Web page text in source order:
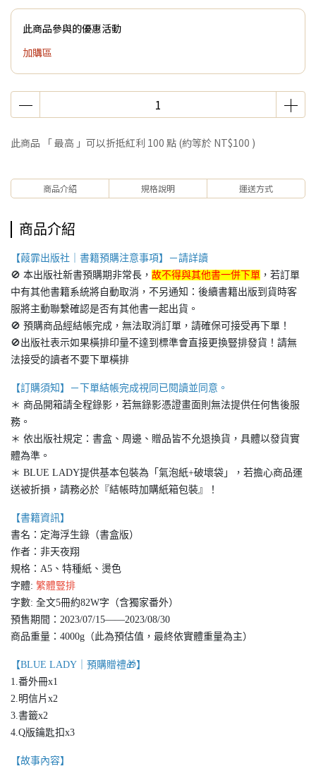
此商品參與的優惠活動
加購區
此商品 「 最高 」可以折抵紅利 100 點 (約等於 NT$100 )
商品介紹 規格說明 運送方式
商品介紹
【葭霏出版社｜書籍預購注意事項】－請詳讀
🚫 本出版社新書預購期非常長， 故不得與其他書一併下單 ，若訂單
中有其他書籍系統將自動取消，不另通知：後續書籍出版到貨時客
服將主動聯繫確認是否有其他書一起出貨。
🚫 預購商品經結帳完成，無法取消訂單，請確保可接受再下單！
🚫出版社表示如果橫排印量不達到標準會直接更換豎排發貨！請無
法接受的讀者不要下單橫排
【訂購須知】－下單結帳完成視同已閱讀並同意。
＊ 商品開箱請全程錄影，若無錄影憑證畫面則無法提供任何售後服
務。
＊ 依出版社規定：書盒、周邊、贈品皆不允退換貨，具體以發貨實
體為準。
＊ BLUE LADY提供基本包裝為「氣泡紙+破壞袋」，若擔心商品運
送被折損，請務必於『結帳時加購紙箱包裝』！
【書籍資訊】
書名：定海浮生錄（書盒版）
作者：非天夜翔
規格：A5、特種紙、燙色
字體: 繁體豎排
字數: 全文5冊約82W字（含獨家番外）
預售期間：2023/07/15——2023/08/30
商品重量：4000g（此為預估值，最終依實體重量為主）
【BLUE LADY｜預購贈禮🎁】
1.番外冊x1
2.明信片x2
3.書籤x2
4.Q版鑰匙扣x3
【故事內容】